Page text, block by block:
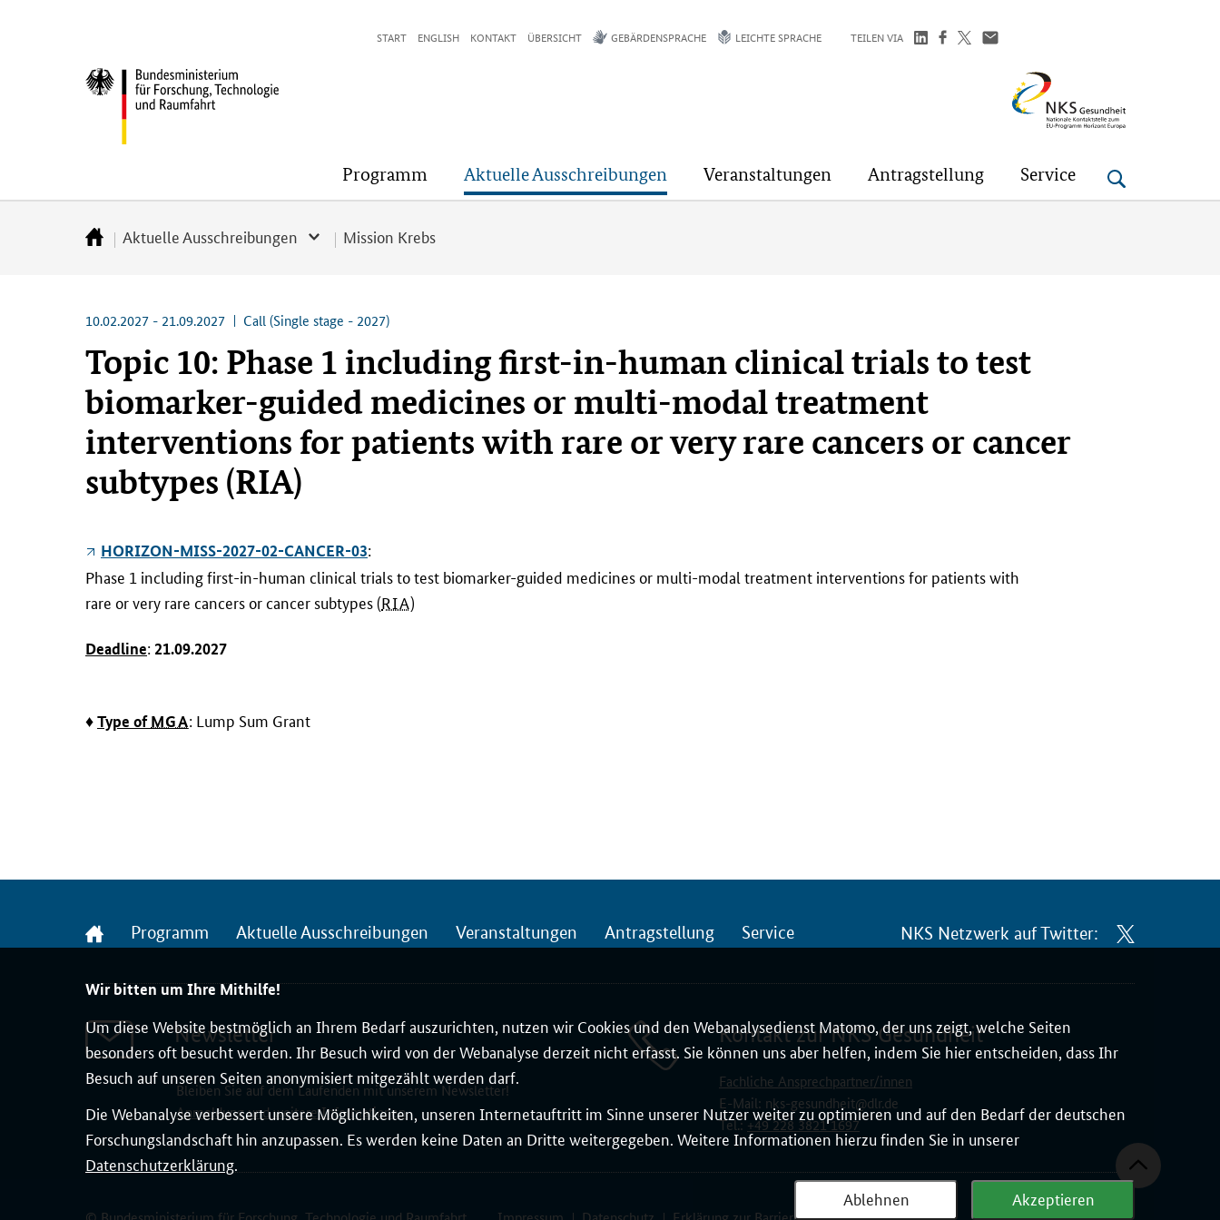
Wir bitten um Ihre Mithilfe!
Um diese Website bestmöglich an Ihrem Bedarf auszurichten, nutzen wir Cookies und den Webanalysedienst Matomo, der uns zeigt, welche Seiten
besonders oft besucht werden. Ihr Besuch wird von der Webanalyse derzeit nicht erfasst. Sie können uns aber helfen, indem Sie hier entscheiden, dass Ihr
Besuch auf unseren Seiten anonymisiert mitgezählt werden darf.
Die Webanalyse verbessert unsere Möglichkeiten, unseren Internetauftritt im Sinne unserer Nutzer weiter zu optimieren und auf den Bedarf der deutschen
Forschungslandschaft hin anzupassen. Es werden keine Daten an Dritte weitergegeben. Weitere Informationen hierzu finden Sie in unserer
Datenschutzerklärung.
Ablehnen
Akzeptieren
(Eingabetaste)
(Eingabetaste)
(Eingabetaste)
START ENGLISH KONTAKT ÜBERSICHT GEBÄRDENSPRACHE LEICHTE SPRACHE TEILEN VIA
Bundesministerium
Raumfahrt
NKS
Gesundheit
Programm Aktuelle Ausschreibungen Veranstaltungen Antragstellung Service
StartseiteAktuelle Ausschreibungen Mission Krebs
10.02.2027 - 21.09.2027 Call (Single stage - 2027)
Topic 10: Phase 1 including first-in-human clinical trials to test
biomarker-guided medicines or multi-modal treatment
interventions for patients with rare or very rare cancers or cancer
subtypes (RIA)
HORIZON-MISS-2027-02-CANCER-03:
Phase 1 including first-in-human clinical trials to test biomarker-guided medicines or multi-modal treatment interventions for patients with
rare or very rare cancers or cancer subtypes (RIA)
Deadline:21.09.2027
♦Type ofMGA: Lump Sum Grant
StartseiteProgramm Aktuelle Ausschreibungen Veranstaltungen Antragstellung Service NKS Netzwerk auf Twitter:
Newsletter
Bleiben Sie auf dem Laufenden mit unserem Newsletter!
Anmeldung und weitere Informationen
Kontakt zur NKS Gesundheit
Fachliche Ansprechpartner/innen
E-Mail: nks-gesundheit@dlr.de
Tel.:+49 228 3821 1697